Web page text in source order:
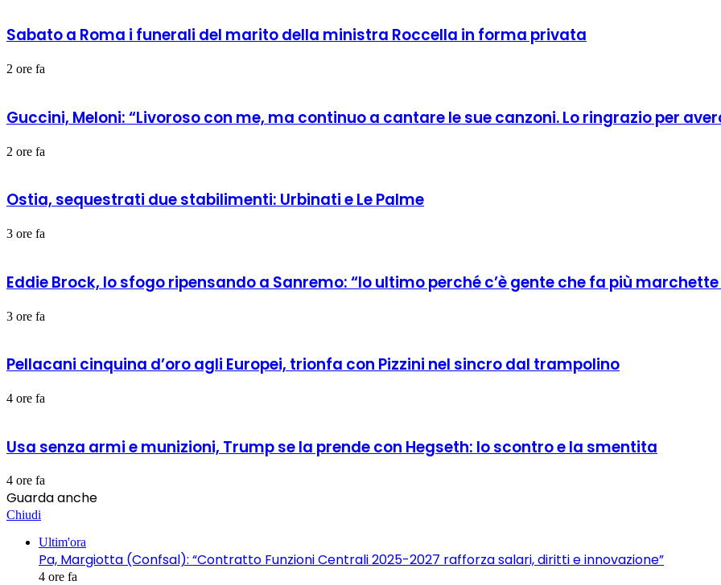
Sabato a Roma i funerali del marito della ministra Roccella in forma privata
2 ore fa
Guccini, Meloni: “Livoroso con me, ma continuo a cantare le sue canzoni. Lo ringrazio per
2 ore fa
Ostia, sequestrati due stabilimenti: Urbinati e Le Palme
3 ore fa
Eddie Brock, lo sfogo ripensando a Sanremo: “Io ultimo perché c’è gente che fa più
3 ore fa
Pellacani cinquina d’oro agli Europei, trionfa con Pizzini nel sincro dal trampolino
4 ore fa
Usa senza armi e munizioni, Trump se la prende con Hegseth: lo scontro e la smentita
4 ore fa
Guarda anche
Chiudi
Ultim'ora
Pa, Margiotta (Confsal): “Contratto Funzioni Centrali 2025-2027 rafforza salari, diritti e innovazione”
4 ore fa